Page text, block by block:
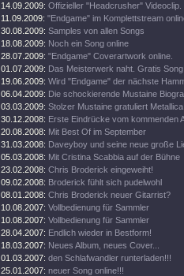
14.09.2009: Offizieller "Headcrusher" Videoclip.
11.09.2009: "Endgame" im Komplettstream
30.08.2009: Samples von allen Songs
18.08.2009: Noch ein Song online
28.07.2009: "Endgame" Coverartwork online.
01.07.2009: Das Meisterwerk naht. Gratis
19.06.2009: Wird "Endgame" der nächste
06.04.2009: Die schockierende Mustaine
03.03.2009: Stolzer Mustaine gratuliert
30.12.2008: Erste Eindrücke vom kommenden
20.08.2008: Mit Best Of im September
31.03.2008: Daveyboy und seine neue große
05.03.2008: Mit Cristina Scabbia auf der Bühne
23.02.2008: Chris Broderick eingeweiht!
09.02.2008: Broderick fühlt sich pudelwohl
08.01.2008: Chris Broderick neuer Gitarrist?
10.08.2007: Vollbedienung für Sammler
10.08.2007: Vollbedienung für Sammler
28.04.2007: Endlich wieder in Bestform!
18.03.2007: Neues Album, neues Cover...
01.03.2007: den Schlafwandler runterladen!!!
25.01.2007: neuer Song online!!!